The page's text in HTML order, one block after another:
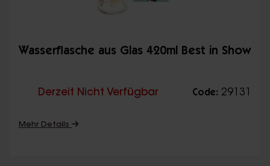
Wasserflasche aus Glas 420ml Best in Show
Derzeit Nicht Verfügbar Code: 29131
Mehr Details